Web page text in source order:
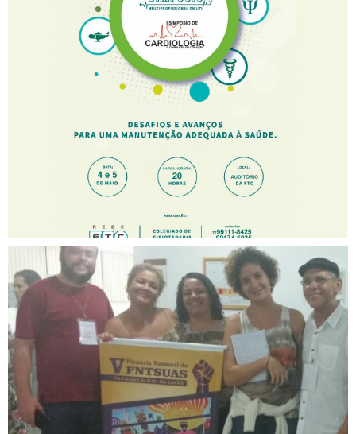
I Simpósio Multiprofissional
em UTI e I Simpósio de
Cardiologia
CREFITO-7 assume suplência
no FETSUAS-BA